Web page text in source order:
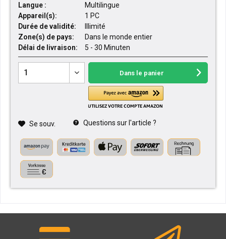
Langue :
Multilingue
Appareil(s):
1 PC
Durée de validité:
Illimité
Zone(s) de pays:
Dans le monde entier
Délai de livraison:
5 - 30 Minuten
Dans le panier
Se souv. Questions sur l'article ?